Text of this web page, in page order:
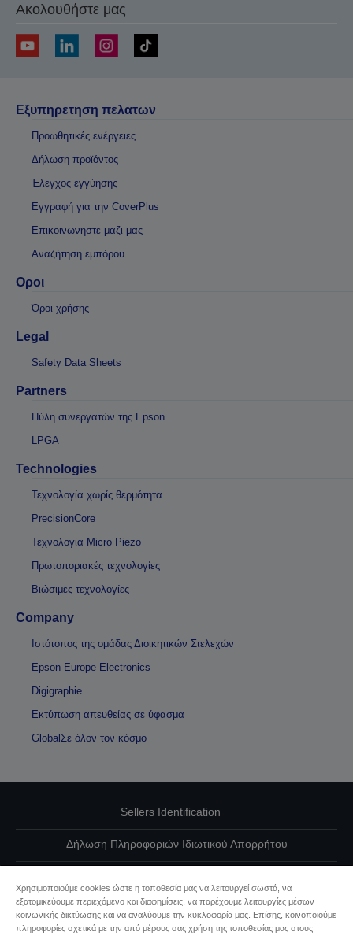
Ακολουθήστε μας
Εξυπηρετηση πελατων
Προωθητικές ενέργειες
Δήλωση προϊόντος
Έλεγχος εγγύησης
Εγγραφή για την CoverPlus
Επικοινωνηστε μαζι μας
Αναζήτηση εμπόρου
Οροι
Όροι χρήσης
Legal
Safety Data Sheets
Partners
Πύλη συνεργατών της Epson
LPGA
Technologies
Τεχνολογία χωρίς θερμότητα
PrecisionCore
Τεχνολογία Micro Piezo
Πρωτοποριακές τεχνολογίες
Βιώσιμες τεχνολογίες
Company
Ιστότοπος της ομάδας Διοικητικών Στελεχών
Epson Europe Electronics
Digigraphie
Εκτύπωση απευθείας σε ύφασμα
GlobalΣε όλον τον κόσμο
Sellers Identification
Δήλωση Πληροφοριών Ιδιωτικού Απορρήτου
Επικοινωνήστε μαζί μας για τα δεδομένα σας
Χρησιμοποιούμε cookies ώστε η τοποθεσία μας να λειτουργεί σωστά, να
εξατομικεύουμε περιεχόμενο και διαφημίσεις, να παρέχουμε λειτουργίες μέσων
κοινωνικής δικτύωσης και να αναλύουμε την κυκλοφορία μας. Επίσης, κοινοποιούμε
πληροφορίες σχετικά με την από μέρους σας χρήση της τοποθεσίας μας στους